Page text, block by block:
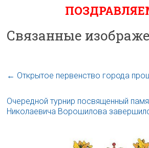
Связанные
← Открытое первенство города
Очередной турнир посвященный
Николаевича Ворошилова